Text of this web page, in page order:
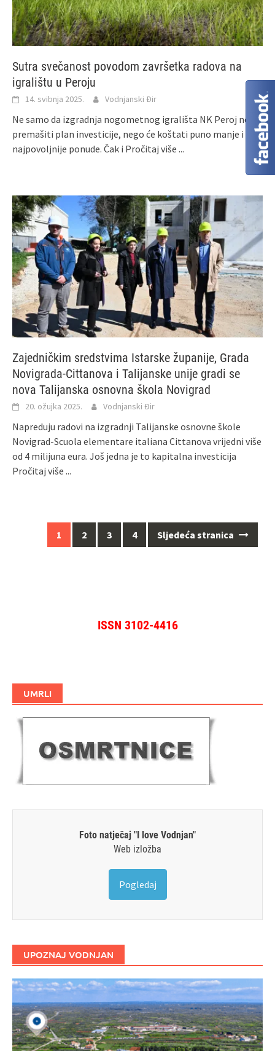
Sutra svečanost povodom završetka radova na
igralištu u Peroju
14. svibnja 2025. Vodnjanski Đir
Ne samo da izgradnja nogometnog igrališta NK Peroj neće
premašiti plan investicije, nego će koštati puno manje i od
najpovoljnije ponude. Čak i Pročitaj više ...
Zajedničkim sredstvima Istarske županije, Grada
Novigrada-Cittanova i Talijanske unije gradi se
nova Talijanska osnovna škola Novigrad
20. ožujka 2025. Vodnjanski Đir
Napreduju radovi na izgradnji Talijanske osnovne škole
Novigrad-Scuola elementare italiana Cittanova vrijedni više
od 4 milijuna eura. Još jedna je to kapitalna investicija
Pročitaj više ...
Navigacija
1 2 3 4 Sljedeća stranica
ISSN 3102-4416
UMRLI
Foto natječaj "I love Vodnjan"
Web izložba
Pogledaj
UPOZNAJ VODNJAN